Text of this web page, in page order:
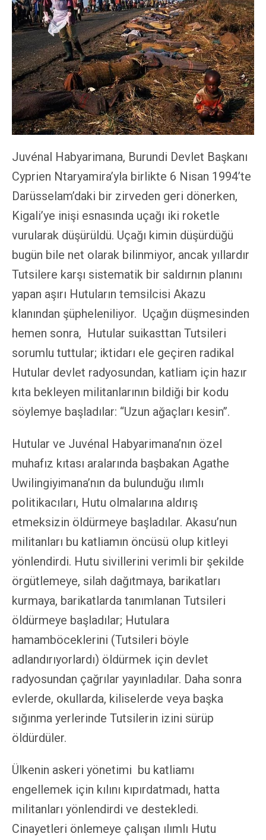
Juvénal Habyarimana, Burundi Devlet Başkanı
Cyprien Ntaryamira’yla birlikte 6 Nisan 1994’te
Darüsselam’daki bir zirveden geri dönerken,
Kigali’ye inişi esnasında uçağı iki roketle
vurularak düşürüldü. Uçağı kimin düşürdüğü
bugün bile net olarak bilinmiyor, ancak yıllardır
Tutsilere karşı sistematik bir saldırnın planını
yapan aşırı Hutuların temsilcisi Akazu
klanından şüpheleniliyor. Uçağın düşmesinden
hemen sonra, Hutular suikasttan Tutsileri
sorumlu tuttular; iktidarı ele geçiren radikal
Hutular devlet radyosundan, katliam için hazır
kıta bekleyen militanlarının bildiği bir kodu
söylemye başladılar: “Uzun ağaçları kesin’’.
Hutular ve Juvénal Habyarimana’nın özel
muhafız kıtası aralarında başbakan Agathe
Uwilingiyimana’nın da bulunduğu ılımlı
politikacıları, Hutu olmalarına aldırış
etmeksizin öldürmeye başladılar. Akasu’nun
militanları bu katliamın öncüsü olup kitleyi
yönlendirdi. Hutu sivillerini verimli bir şekilde
örgütlemeye, silah dağıtmaya, barikatları
kurmaya, barikatlarda tanımlanan Tutsileri
öldürmeye başladılar; Hutulara
hamamböceklerini (Tutsileri böyle
adlandırıyorlardı) öldürmek için devlet
radyosundan çağrılar yayınladılar. Daha sonra
evlerde, okullarda, kiliselerde veya başka
sığınma yerlerinde Tutsilerin izini sürüp
öldürdüler.
Ülkenin askeri yönetimi bu katliamı
engellemek için kılını kıpırdatmadı, hatta
militanları yönlendirdi ve destekledi.
Cinayetleri önlemeye çalışan ılımlı Hutu